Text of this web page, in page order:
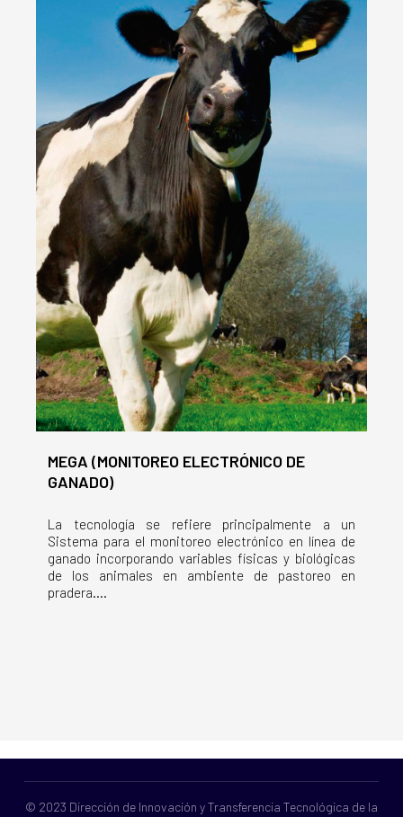
MEGA (MONITOREO ELECTRÓNICO DE
GANADO)
La tecnología se refiere principalmente a un
Sistema para el monitoreo electrónico en línea de
ganado incorporando variables físicas y biológicas
de los animales en ambiente de pastoreo en
pradera....
© 2023 Dirección de Innovación y Transferencia Tecnológica de la